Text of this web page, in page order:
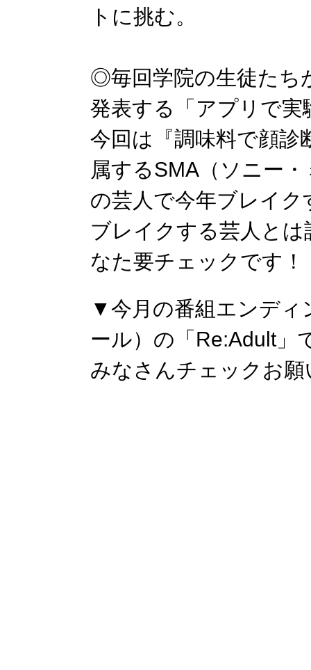
トに挑む。
◎毎回学院の生徒たち
発表する「アプリで実
今回は『調味料で顔診
属するSMA（ソニー
の芸人で今年ブレイ
ブレイクする芸人と
なた要チェックです！
▼今月の番組エンディ
ール）の「Re:Adult」
みなさんチェックお